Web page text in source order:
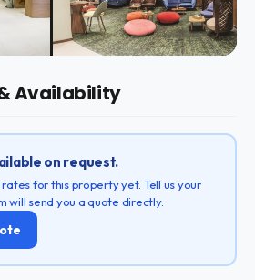
Availability
on request.
for this property yet. Tell us your
will send you a quote directly.